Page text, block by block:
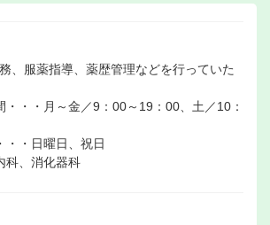
、服薬指導、薬歴管理などを行っていた
・・・月～金／9：00～19：00、土／10：
・・日曜日、祝日
科、消化器科